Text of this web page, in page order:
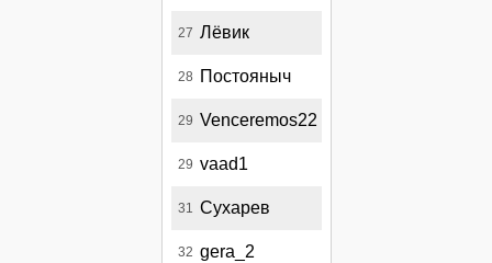
27 Лёвик
28 Постояныч
29 Venceremos22
29 vaad1
31 Сухарев
32 gera_2